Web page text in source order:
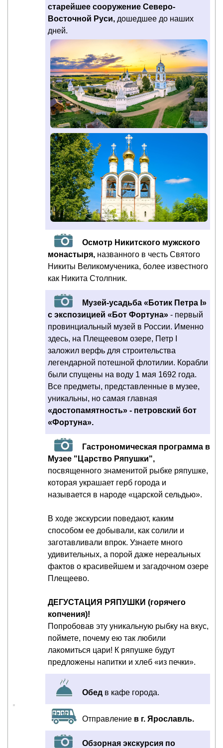
старейшее сооружение Северо-
Восточной Руси, дошедшее до наших
дней.
Осмотр Никитского мужского
монастыря, названного в честь Святого
Никиты Великомученика, более известного
как Никита Столпник.
Музей-усадьба «Ботик Петра I»
с экспозицией «Бот Фортуна» - первый
провинциальный музей в России. Именно
здесь, на Плещеевом озере, Петр I
заложил верфь для строительства
легендарной потешной флотилии. Корабли
были спущены на воду 1 мая 1692 года.
Все предметы, представленные в музее,
уникальны, но самая главная
«достопамятность» - петровский бот
«Фортуна».
Гастрономическая программа в
Музее "Царство Ряпушки",
посвященного знаменитой рыбке ряпушке,
которая украшает герб города и
называется в народе «царской сельдью».
В ходе экскурсии поведают, каким
способом ее добывали, как солили и
заготавливали впрок. Узнаете много
удивительных, а порой даже нереальных
фактов о красивейшем и загадочном озере
Плещеево.
ДЕГУСТАЦИЯ РЯПУШКИ (горячего
копчения)!
Попробовав эту уникальную рыбку на вкус,
поймете, почему ею так любили
лакомиться цари! К ряпушке будут
предложены напитки и хлеб «из печки».
Обед в кафе города.
Отправление в г. Ярославль.
Обзорная экскурсия по